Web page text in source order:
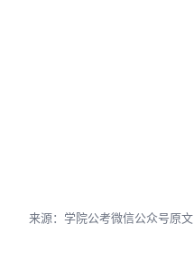
来源：学院公考微信公众号原文